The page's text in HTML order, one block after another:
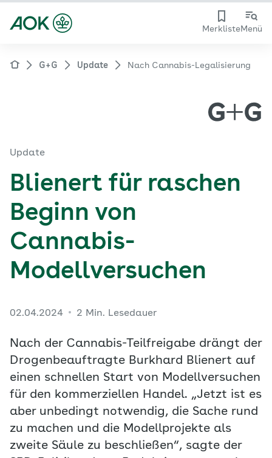
MerklisteMenü
G+G Update Nach Cannabis-Legalisierung
Update
Blienert für raschen
Beginn von
Cannabis-
Modellversuchen
02.04.2024 2 Min. Lesedauer
Nach der Cannabis-Teilfreigabe drängt der
Drogenbeauftragte Burkhard Blienert auf
einen schnellen Start von Modellversuchen
für den kommerziellen Handel. „Jetzt ist es
aber unbedingt notwendig, die Sache rund
zu machen und die Modellprojekte als
zweite Säule zu beschließen“, sagte der